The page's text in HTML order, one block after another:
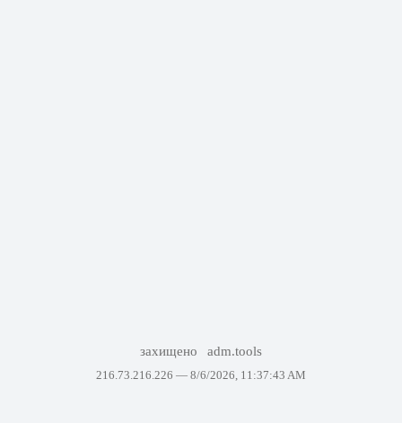
захищено adm.tools
216.73.216.226 — 8/6/2026, 11:37:43 AM